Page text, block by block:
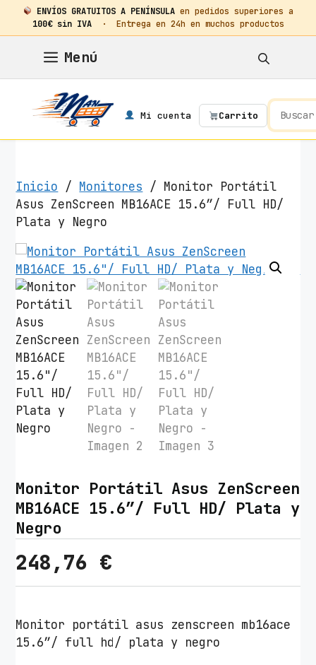
ENVÍOS GRATUITOS A PENÍNSULA en pedidos superiores a
100€ sin IVA· Entrega en 24h en muchos productos
contenido
Menú
Mi cuenta Carrito
Inicio / Monitores / Monitor Portátil
Asus ZenScreen MB16ACE 15.6″/ Full HD/
Plata y Negro
Monitor Portátil Asus ZenScreen
MB16ACE 15.6″/ Full HD/ Plata y
Negro
248,76 €
Monitor portátil asus zenscreen mb16ace
15.6″/ full hd/ plata y negro